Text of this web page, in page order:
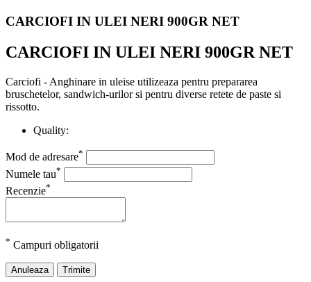
CARCIOFI IN ULEI NERI 900GR NET
CARCIOFI IN ULEI NERI 900GR NET
Carciofi - Anghinare in uleise utilizeaza pentru prepararea
bruschetelor, sandwich-urilor si pentru diverse retete de paste si
rissotto.
Quality:
Mod de adresare*
Numele tau*
Recenzie*
* Campuri obligatorii
Anuleaza Trimite